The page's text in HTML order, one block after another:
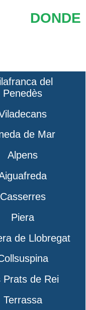
DONDE
del
Penedès
de Mar
Alpens
Casserres
Piera
de Llobregat
Prats de Rei
Terrassa